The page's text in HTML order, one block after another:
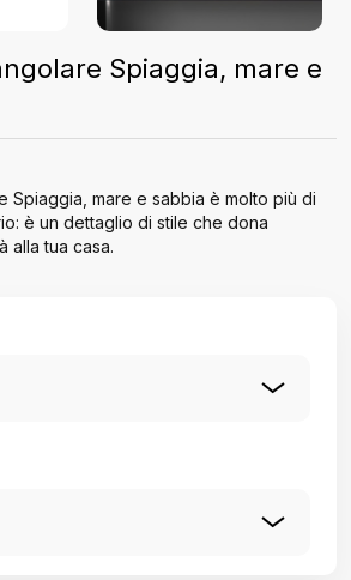
Spiaggia, mare e
Spiaggia, mare e sabbia è molto più di
è un dettaglio di stile che dona
alla tua casa.